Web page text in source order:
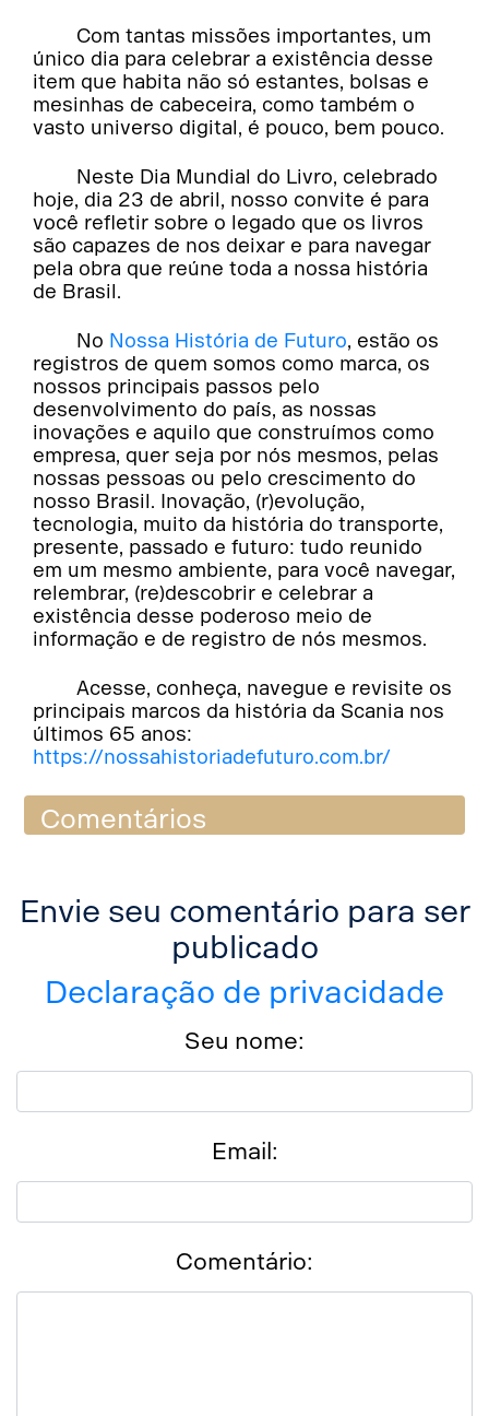
Com tantas missões importantes, um
único dia para celebrar a existência desse
item que habita não só estantes, bolsas e
mesinhas de cabeceira, como também o
vasto universo digital, é pouco, bem pouco.
Neste Dia Mundial do Livro, celebrado
hoje, dia 23 de abril, nosso convite é para
você refletir sobre o legado que os livros
são capazes de nos deixar e para navegar
pela obra que reúne toda a nossa história
de Brasil.
No Nossa História de Futuro, estão os
registros de quem somos como marca, os
nossos principais passos pelo
desenvolvimento do país, as nossas
inovações e aquilo que construímos como
empresa, quer seja por nós mesmos, pelas
nossas pessoas ou pelo crescimento do
nosso Brasil. Inovação, (r)evolução,
tecnologia, muito da história do transporte,
presente, passado e futuro: tudo reunido
em um mesmo ambiente, para você navegar,
relembrar, (re)descobrir e celebrar a
existência desse poderoso meio de
informação e de registro de nós mesmos.
Acesse, conheça, navegue e revisite os
principais marcos da história da Scania nos
últimos 65 anos:
https://nossahistoriadefuturo.com.br/
Comentários
Envie seu comentário para ser
publicado
Declaração de privacidade
Seu nome:
Email:
Comentário: